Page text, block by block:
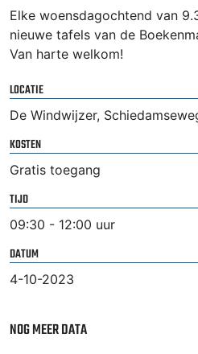
Elke woensdagochtend van
nieuwe tafels van de
Van harte welkom!
LOCATIE
De Windwijzer,
KOSTEN
Gratis toegang
TIJD
09:30 - 12:00 uur
DATUM
4-10-2023
NOG MEER DATA